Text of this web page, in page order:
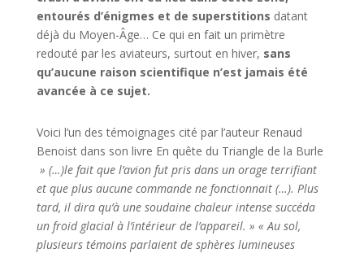
entourés d’énigmes et de superstitions datant
déjà du Moyen-Âge… Ce qui en fait un primètre
redouté par les aviateurs, surtout en hiver, sans
qu’aucune raison scientifique n’est jamais été
avancée à ce sujet.
Voici l’un des témoignages cité par l’auteur Renaud
Benoist dans son livre En quête du Triangle de la Burle
» (…)le fait que l’avion fut pris dans un orage terrifiant
et que plus aucune commande ne fonctionnait (…). Plus
tard, il dira qu’à une soudaine chaleur intense succéda
un froid glacial à l’intérieur de l’appareil. » « Au sol,
plusieurs témoins parlaient de sphères lumineuses